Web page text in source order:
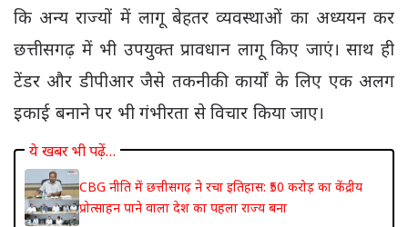
कि अन्य राज्यों में लागू बेहतर व्यवस्थाओं का अध्ययन कर
छत्तीसगढ़ में भी उपयुक्त प्रावधान लागू किए जाएं। साथ ही
टेंडर और डीपीआर जैसे तकनीकी कार्यों के लिए एक अलग
इकाई बनाने पर भी गंभीरता से विचार किया जाए।
ये खबर भी पढ़ें…
CBG नीति में छत्तीसगढ़ ने रचा इतिहास: ₹50 करोड़ का केंद्रीय
प्रोत्साहन पाने वाला देश का पहला राज्य बना